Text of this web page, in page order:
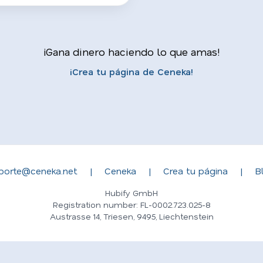
¡Gana dinero haciendo lo que amas!
¡Crea tu página de Ceneka!
| Ceneka | Crea tu página |
Hubify GmbH
Registration number: FL-0002.723.025-8
Austrasse 14, Triesen, 9495, Liechtenstein